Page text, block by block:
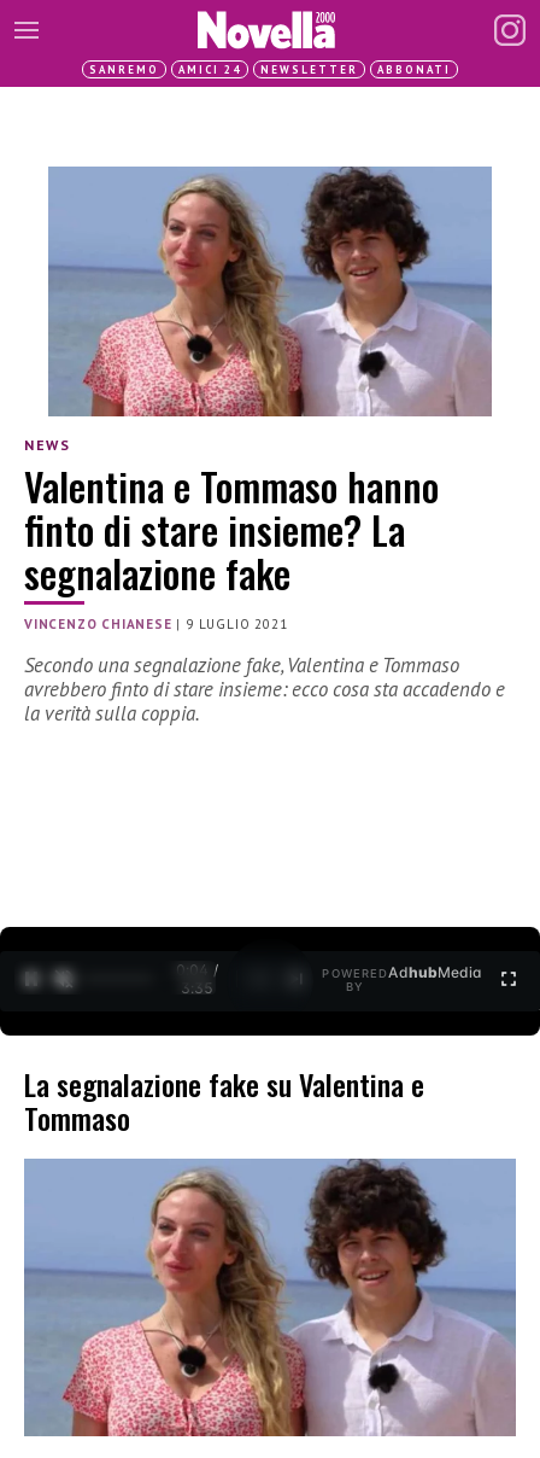
SANREMO AMICI 24 NEWSLETTER ABBONATI
NEWS
Valentina e Tommaso hanno
finto di stare insieme? La
segnalazione fake
VINCENZO CHIANESE | 9 LUGLIO 2021
Secondo una segnalazione fake, Valentina e Tommaso
avrebbero finto di stare insieme: ecco cosa sta accadendo e
la verità sulla coppia.
0:05 /
3:35
POWERED
BY
AdhubMedia
La segnalazione fake su Valentina e
Tommaso